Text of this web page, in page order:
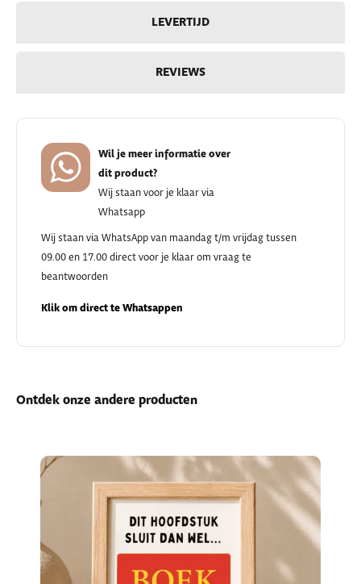
LEVERTIJD
REVIEWS
Wil je meer informatie over
dit product?
Wij staan voor je klaar via
Whatsapp
Wij staan via WhatsApp van maandag t/m vrijdag tussen
09.00 en 17.00 direct voor je klaar om vraag te
beantwoorden
Klik om direct te Whatsappen
Ontdek onze andere producten